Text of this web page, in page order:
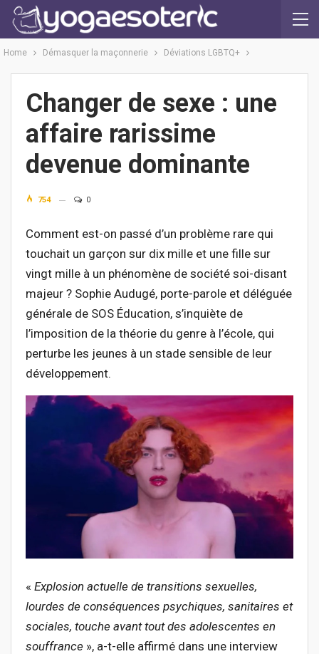
Home Démasquer la maçonnerie Déviations LGBTQ+
Changer de sexe : une
affaire rarissime
devenue dominante
754 0
Comment est-on passé d’un problème rare qui
touchait un garçon sur dix mille et une fille sur
vingt mille à un phénomène de société soi-disant
majeur ? Sophie Audugé, porte-parole et déléguée
générale de SOS Éducation, s’inquiète de
l’imposition de la théorie du genre à l’école, qui
perturbe les jeunes à un stade sensible de leur
développement.
« Explosion actuelle de transitions sexuelles,
lourdes de conséquences psychiques, sanitaires et
sociales, touche avant tout des adolescentes en
souffrance », a-t-elle affirmé dans une interview